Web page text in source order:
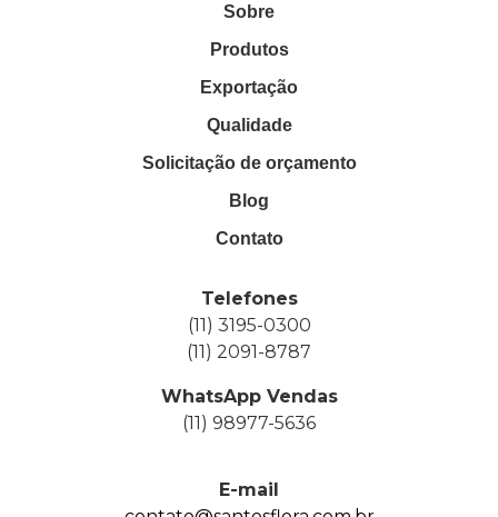
Sobre
Produtos
Exportação
Qualidade
Solicitação de orçamento
Blog
Contato
Telefones
(11) 3195-0300
(11) 2091-8787
WhatsApp Vendas
(11) 98977-5636
E-mail